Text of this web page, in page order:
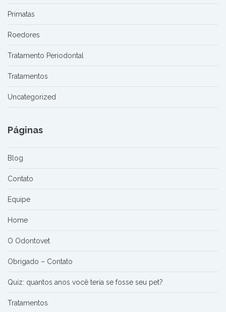
Primatas
Roedores
Tratamento Periodontal
Tratamentos
Uncategorized
Páginas
Blog
Contato
Equipe
Home
O Odontovet
Obrigado – Contato
Quiz: quantos anos você teria se fosse seu pet?
Tratamentos